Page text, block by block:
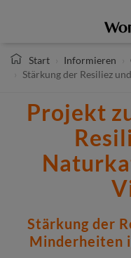
Start
Informieren
Stärkung der Resiliez
Projekt
Stärkung der
Minderheiten